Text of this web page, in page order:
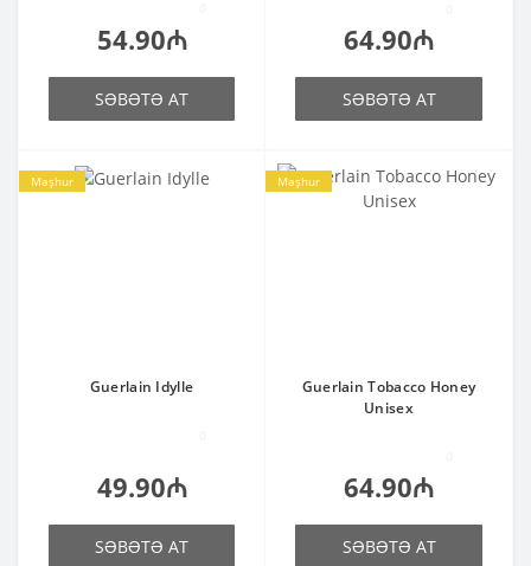
54.90₼
SƏBƏTƏ AT
64.90₼
SƏBƏTƏ AT
Məşhur
Guerlain Idylle
49.90₼
SƏBƏTƏ AT
Məşhur
Guerlain Tobacco Honey
Unisex
64.90₼
SƏBƏTƏ AT